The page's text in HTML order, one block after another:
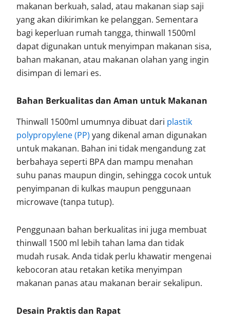
makanan berkuah, salad, atau makanan siap saji
yang akan dikirimkan ke pelanggan. Sementara
bagi keperluan rumah tangga, thinwall 1500ml
dapat digunakan untuk menyimpan makanan sisa,
bahan makanan, atau makanan olahan yang ingin
disimpan di lemari es.
Bahan Berkualitas dan Aman untuk Makanan
Thinwall 1500ml umumnya dibuat dari plastik
polypropylene (PP) yang dikenal aman digunakan
untuk makanan. Bahan ini tidak mengandung zat
berbahaya seperti BPA dan mampu menahan
suhu panas maupun dingin, sehingga cocok untuk
penyimpanan di kulkas maupun penggunaan
microwave (tanpa tutup).
Penggunaan bahan berkualitas ini juga membuat
thinwall 1500 ml lebih tahan lama dan tidak
mudah rusak. Anda tidak perlu khawatir mengenai
kebocoran atau retakan ketika menyimpan
makanan panas atau makanan berair sekalipun.
Desain Praktis dan Rapat